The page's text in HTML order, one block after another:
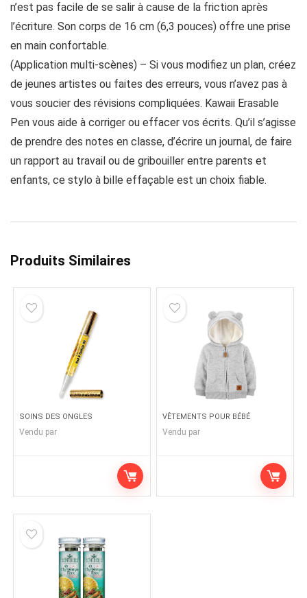
n’est pas facile de se salir à cause de la friction après
l’écriture. Son corps de 16 cm (6,3 pouces) offre une prise
en main confortable.
(Application multi-scènes) – Si vous modifiez un plan, créez
de jeunes artistes ou faites des erreurs, vous n’avez pas à
vous soucier des révisions compliquées. Kawaii Erasable
Pen vous aide à corriger ou effacer vos écrits. Qu’il s’agisse
de prendre des notes en classe, d’écrire un journal, de faire
un rapport au travail ou de gribouiller entre parents et
enfants, ce stylo à bille effaçable est un choix fiable.
Produits Similaires
SOINS DES ONGLES
Vendu par
VÊTEMENTS POUR BÉBÉ
Vendu par